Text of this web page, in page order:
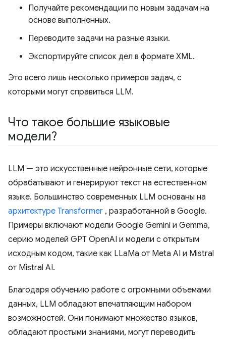
Получайте рекомендации по новым задачам на
основе выполненных.
Переводите задачи на разные языки.
Экспортируйте список дел в формате XML.
Это всего лишь несколько примеров задач, с
которыми могут справиться LLM.
Что такое большие языковые
модели?
LLM — это искусственные нейронные сети, которые
обрабатывают и генерируют текст на естественном
языке. Большинство современных LLM основаны на
архитектуре Transformer , разработанной в Google.
Примеры включают модели Google Gemini и Gemma,
серию моделей GPT OpenAI и модели с открытым
исходным кодом, такие как LLaMa от Meta AI и Mistral
от Mistral AI.
Благодаря обучению работе с огромными объемами
данных, LLM обладают впечатляющим набором
возможностей. Они понимают множество языков,
обладают простыми знаниями, могут переводить